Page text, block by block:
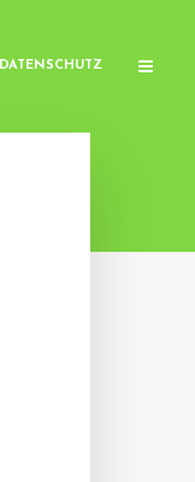
DATENSCHUTZ